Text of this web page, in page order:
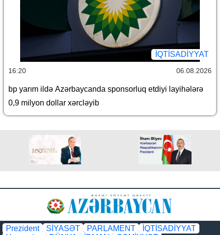
İQTİSADİYYAT
16:20 06.08.2026
bp yarım ildə Azərbaycanda sponsorluq etdiyi layihələrə
0,9 milyon dollar xərcləyib
Prezident SİYASƏT PARLAMENT
İQTİSADİYYAT